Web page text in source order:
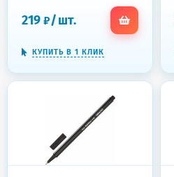
219 ₽/шт.
КУПИТЬ В 1 КЛИК